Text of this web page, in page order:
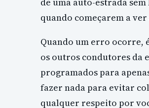
quando começarem a
Quando um erro ocorre,
os outros condutores da
programados para
fazer nada para evitar
qualquer respeito por